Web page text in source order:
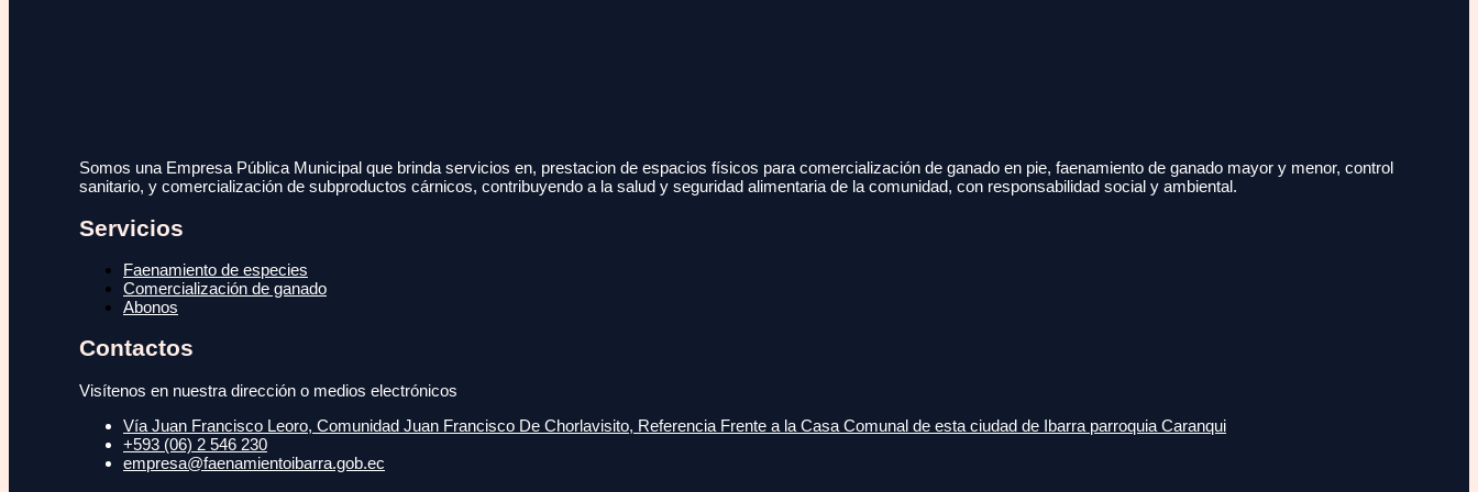
Somos una Empresa Pública Municipal que brinda servicios en, prestacion de espacios físicos para comercialización de ganado en pie, faenamiento de ganado mayor y menor, control
sanitario, y comercialización de subproductos cárnicos, contribuyendo a la salud y seguridad alimentaria de la comunidad, con responsabilidad social y ambiental.
Servicios
Faenamiento de especies
Comercialización de ganado
Abonos
Contactos
Visítenos en nuestra dirección o medios electrónicos
Vía Juan Francisco Leoro, Comunidad Juan Francisco De Chorlavisito, Referencia Frente a la Casa Comunal de esta ciudad de Ibarra parroquia Caranqui
+593 (06) 2 546 230
empresa@faenamientoibarra.gob.ec